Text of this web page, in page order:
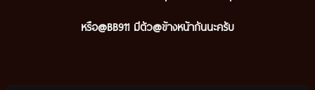
หรือ@BB911 มีตัว@ข้างหน้ากันนะครับ